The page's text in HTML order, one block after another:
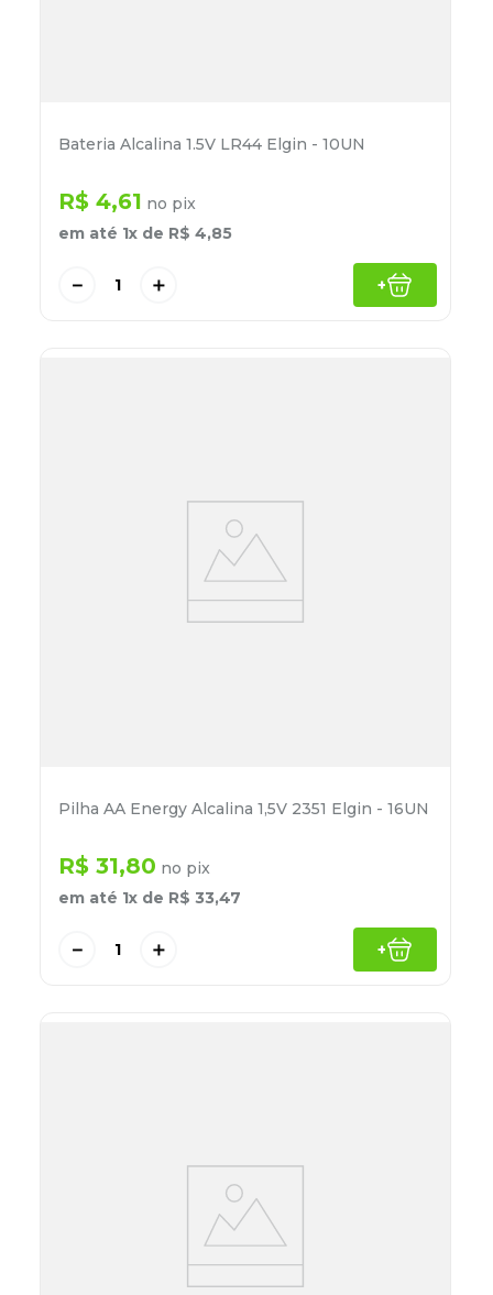
Bateria Alcalina 1.5V LR44 Elgin - 10UN
R$ 4,61 no pix
em até 1x de R$ 4,85
＋
－ +
Pilha AA Energy Alcalina 1,5V 2351 Elgin - 16UN
R$ 31,80 no pix
em até 1x de R$ 33,47
＋
－ +